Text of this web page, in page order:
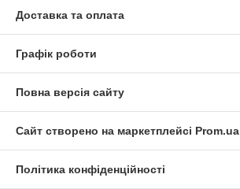
Доставка та оплата
Графік роботи
Повна версія сайту
Сайт створено на маркетплейсі Prom.ua
Політика конфіденційності